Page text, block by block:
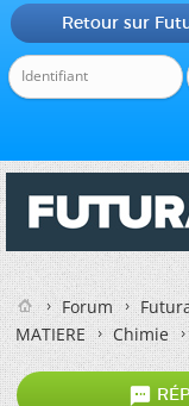
Retour sur
Forum
MATIERE
Chimie
